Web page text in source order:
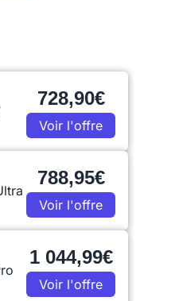
728,90€
Voir l'offre
788,95€
Voir l'offre
1 044,99€
Voir l'offre